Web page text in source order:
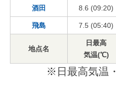
酒田 8.6 (09:20)
飛島 7.5 (05:40)
地点名
日最高
気温(℃)
※日最高気温